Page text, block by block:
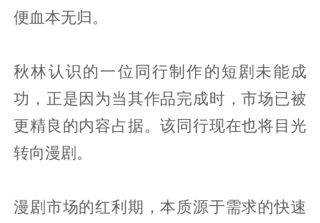
便血本无归。
秋林认识的一位同行制作的短剧未能成
功，正是因为当其作品完成时，市场已被
更精良的内容占据。该同行现在也将目光
转向漫剧。
漫剧市场的红利期，本质源于需求的快速